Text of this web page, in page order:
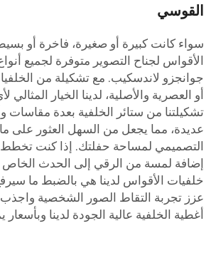
كانت كبيرة أو صغيرة، فاخرة أو
لجناح التصوير متوفرة لجميع أنواع
لاندسكيب. مع تشكيلة من الخلفيات
العصرية والأصلية، لدينا الخيار المثالي
من ستائر الخلفية بعدة مقاسات
مما يجعل من السهل العثور على ما
لمساحة حفلتك. إذا كنت تخطط
لمسة من الرقي إلى الحدث الخاص
الأقواس لدينا هي بالضبط ما
تجربة التقاط الصور الشخصية واجذب
الخلفية عالية الجودة لدينا وبأسعار